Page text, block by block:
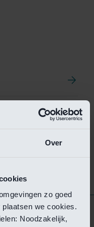
Over
zo goed
we cookies.
Noodzakelijk,